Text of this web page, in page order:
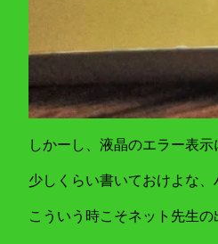
しかーし、液晶のエラー表
少しくらい書いておけよな、
こういう時こそネット先生の